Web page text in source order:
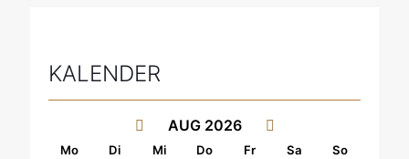
KALENDER
AUG 2026